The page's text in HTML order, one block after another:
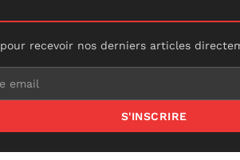
recevoir nos derniers articles
S'INSCRIRE